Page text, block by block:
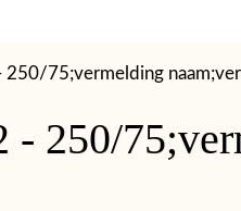
75;vermelding
- 250/